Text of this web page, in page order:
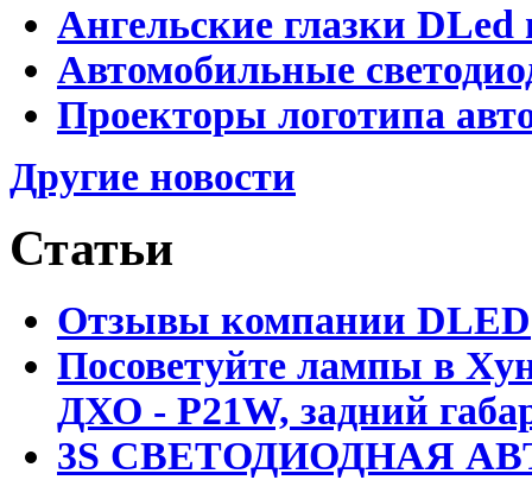
Ангельские глазки DLed
Автомобильные
Проекторы логотипа
Другие новости
Статьи
Отзывы компании DLED
Посоветуйте лампы в
ДХО - P21W, задний
3S СВЕТОДИОДНАЯ